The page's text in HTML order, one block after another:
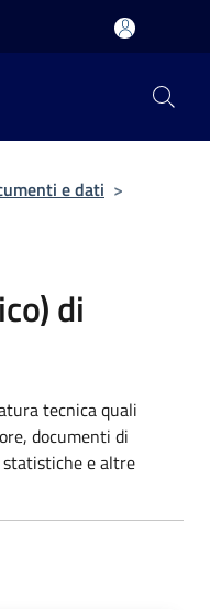
e dati >
di
tecnica quali
documenti di
e altre